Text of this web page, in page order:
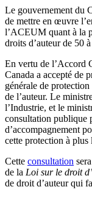
Le gouvernement du
de mettre en œuvre
l’ACEUM quant à la
droits d’auteur de 50
En vertu de l’Accord
Canada a accepté de
générale de
de l’auteur. Le
l’Industrie, et le
consultation publique
d’accompagnement
cette protection à plus
Cette consultation
de la Loi sur le droit
de droit d’auteur qui